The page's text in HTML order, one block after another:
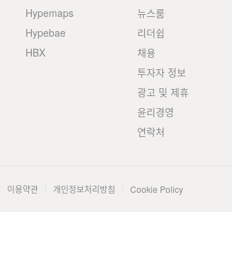
Hypemaps
Hypebae
HBX
뉴스룸
리더쉽
채용
투자자 정보
광고 및 제휴
윤리경영
연락처
이용약관 개인정보처리방침 Cookie Policy